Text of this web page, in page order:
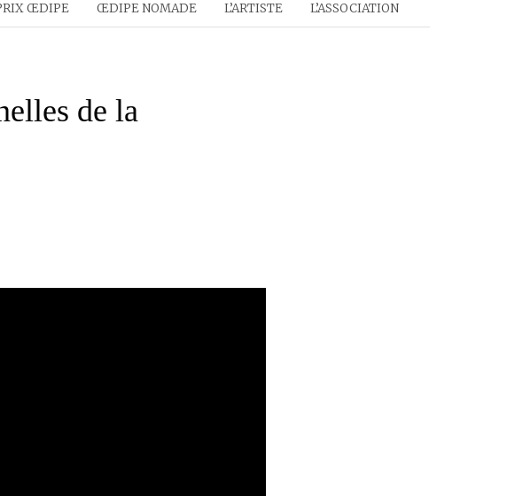
ŒDIPE ŒDIPE NOMADE L’ARTISTE L’ASSOCIATION
de la